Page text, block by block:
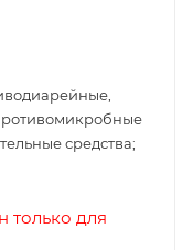
средства;
только для